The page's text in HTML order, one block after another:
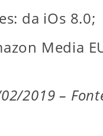
da iOs 8.0;
Media
2019 –